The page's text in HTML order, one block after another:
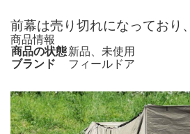
前幕は売り切れになっており
商品情報
商品の状態新品、未使用
ブランド
フィールドア